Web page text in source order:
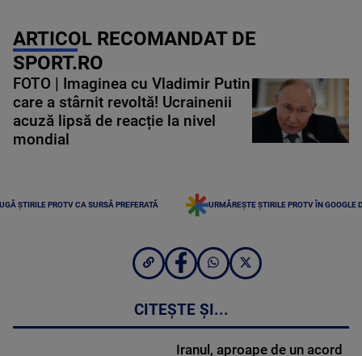
ARTICOL RECOMANDAT DE
SPORT.RO
FOTO | Imaginea cu Vladimir Putin
care a stârnit revoltă! Ucrainenii
acuză lipsă de reacție la nivel
mondial
ȘTIRILE PROTV CA SURSĂ PREFERATĂ URMĂREȘTE ȘTIRILE PROTV ÎN GOOGLE
CITEȘTE ȘI...
Iranul, aproape de un acord